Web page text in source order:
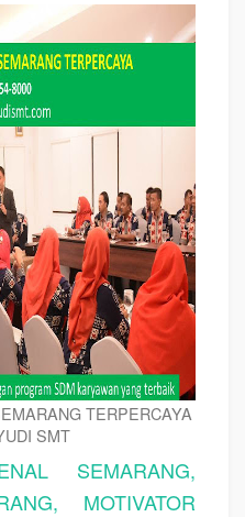
TERPERCAYA
SMT
SEMARANG,
MOTIVATOR